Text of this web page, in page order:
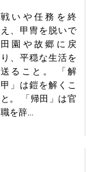
戦いや任務を終
え、甲冑を脱いで
田園や故郷に戻
り、平穏な生活を
送ること。 「解
甲」は鎧を解くこ
と。 「帰田」は官
職を辞...